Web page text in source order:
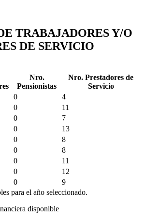
TRABAJADORES Y/O
DE SERVICIO
Nro.
Pensionistas
Nro. Prestadores de
Servicio
0
4
0
11
0
7
0
13
0
8
0
8
0
11
0
12
0
9
para el año seleccionado.
disponible